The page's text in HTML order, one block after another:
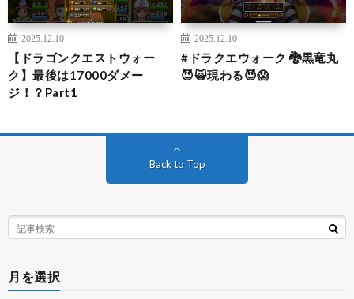
2025.12.10
【ドラゴンクエストウォー
ク】最後は17000ダメー
ジ！？Part1
2025.12.10
#ドラクエウォーク 🐉黒竜丸
😈🙀現わる😈😱
Back to Top
月を選択